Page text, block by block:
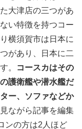
大津店の三つがあ
い特徴を持つコー
横須賀市は日本に
があり、日本に二
。
コースカはその
護衛艦や潜水艦だ
ー、ソファなどか
ながら記事を編集
ンの方は2人ほど